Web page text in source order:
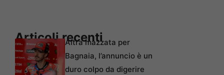
Articoli recenti
Altra mazzata per
Bagnaia, l’annuncio è un
duro colpo da digerire